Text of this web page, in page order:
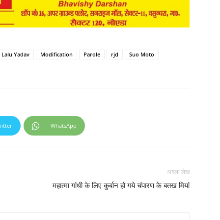
Lalu Yadav Modification Parole rjd Suo Moto
WhatsApp
अगला लेख
महात्मा गांधी के लिए कुर्बान हो गये चंपारण के बतख मियां